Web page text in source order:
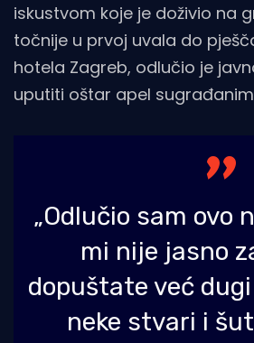
iskustvom koje je doživio na
točnije u prvoj uvala do
hotela Zagreb, odlučio je
uputiti oštar apel
„Odlučio sam ovo
mi nije jasno
dopuštate već
neke stvari i